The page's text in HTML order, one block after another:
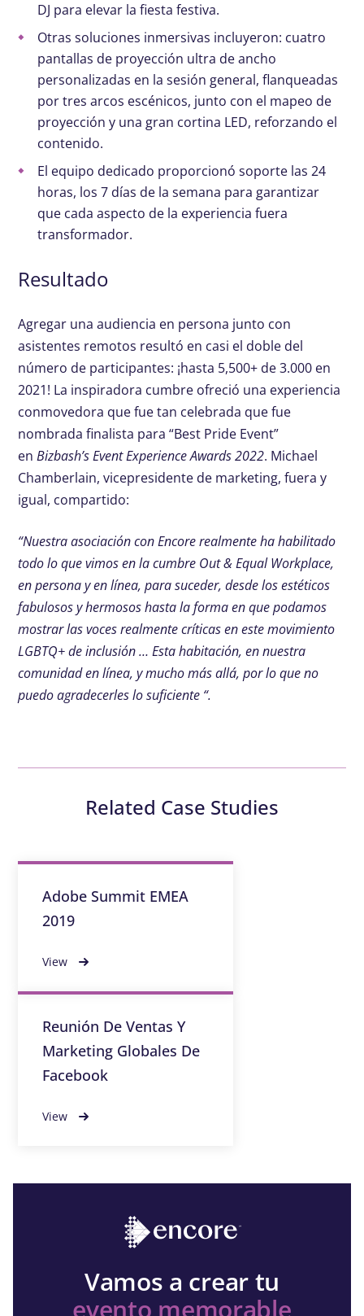
DJ para elevar la fiesta festiva.
Otras soluciones inmersivas incluyeron: cuatro
pantallas de proyección ultra de ancho
personalizadas en la sesión general, flanqueadas
por tres arcos escénicos, junto con el mapeo de
proyección y una gran cortina LED, reforzando el
contenido.
El equipo dedicado proporcionó soporte las 24
horas, los 7 días de la semana para garantizar
que cada aspecto de la experiencia fuera
transformador.
Resultado
Agregar una audiencia en persona junto con
asistentes remotos resultó en casi el doble del
número de participantes: ¡hasta 5,500+ de 3.000 en
2021! La inspiradora cumbre ofreció una experiencia
conmovedora que fue tan celebrada que fue
nombrada finalista para “Best Pride Event”
enBizbash’s Event Experience Awards 2022. Michael
Chamberlain, vicepresidente de marketing, fuera y
igual, compartido:
“Nuestra asociación con Encore realmente ha habilitado
todo lo que vimos en la cumbre Out & Equal Workplace,
en persona y en línea, para suceder, desde los estéticos
fabulosos y hermosos hasta la forma en que podamos
mostrar las voces realmente críticas en este movimiento
LGBTQ+ de inclusión … Esta habitación, en nuestra
comunidad en línea, y mucho más allá, por lo que no
puedo agradecerles lo suficiente “.
Related Case Studies
Adobe Summit EMEA
2019
View
Reunión De Ventas Y
Marketing Globales De
Facebook
View
Vamos a crear tu
evento memorable